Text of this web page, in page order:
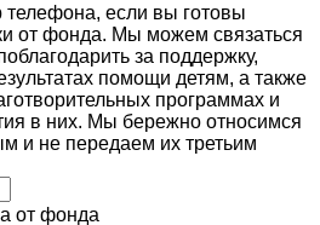
телефона, если вы готовы
от фонда. Мы можем связаться
за поддержку,
помощи детям, а также
программах и
в них. Мы бережно относимся
и не передаем их третьим
от фонда